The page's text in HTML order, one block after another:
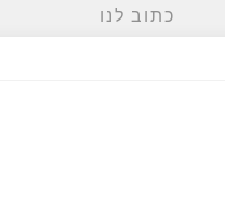
כתוב לנו